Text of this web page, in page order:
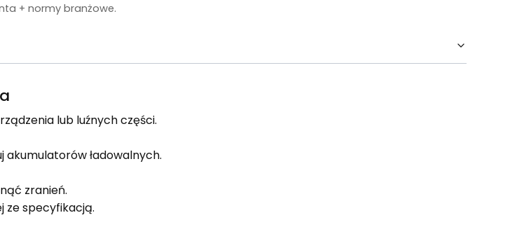
+ normy branżowe.
lub luźnych części.
akumulatorów ładowalnych.
zranień.
ze specyfikacją.